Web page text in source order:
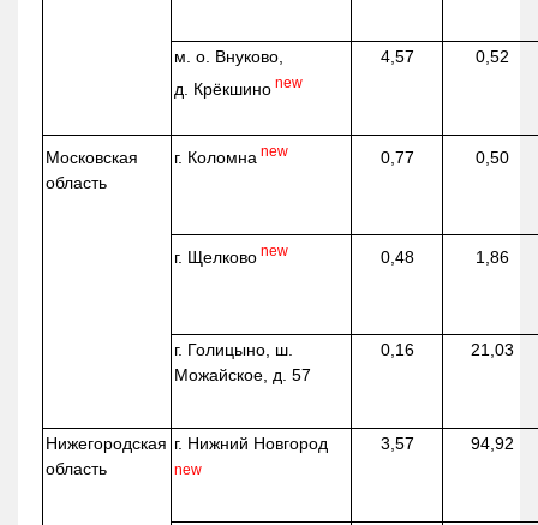
м. о. Внуково,
д. Крёкшино new
4,57 0,52
Московская
область
г. Коломна new 0,77 0,50
г. Щелково new 0,48 1,86
г. Голицыно, ш.
Можайское, д. 57
0,16 21,03
Нижегородская
область
г. Нижний Новгород
new
3,57 94,92